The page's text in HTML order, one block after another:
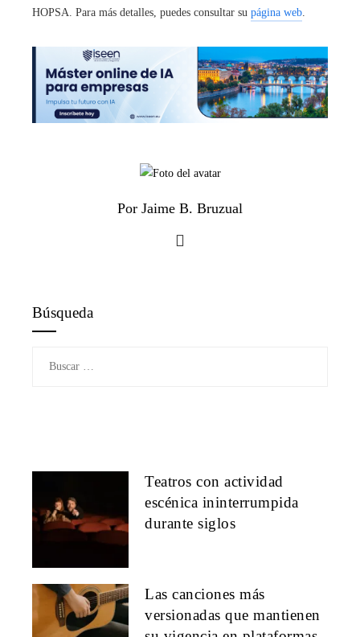
HOPSA. Para más detalles, puedes consultar su página web.
Por Jaime B. Bruzual
Búsqueda
Teatros con actividad
escénica ininterrumpida
durante siglos
Las canciones más
versionadas que mantienen